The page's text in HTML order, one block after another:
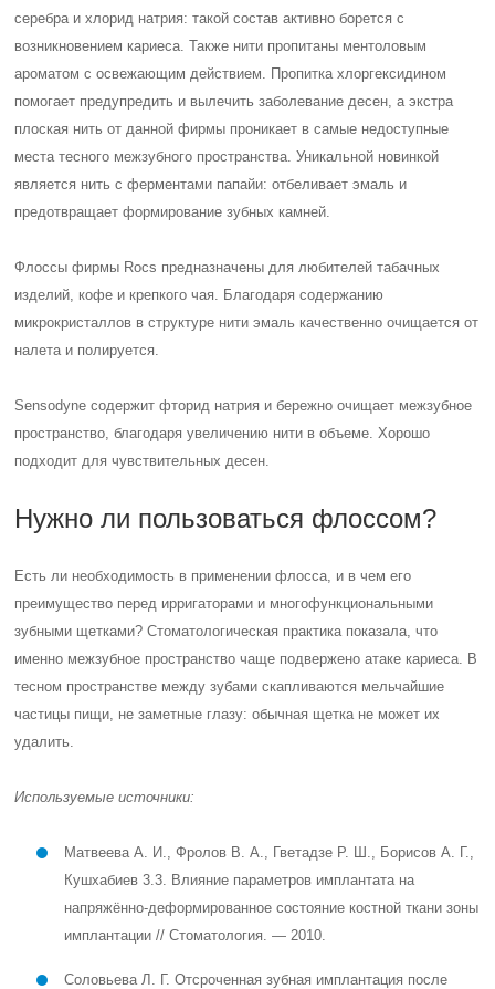
серебра и хлорид натрия: такой состав активно борется с
возникновением кариеса. Также нити пропитаны ментоловым
ароматом с освежающим действием. Пропитка хлоргексидином
помогает предупредить и вылечить заболевание десен, а экстра
плоская нить от данной фирмы проникает в самые недоступные
места тесного межзубного пространства. Уникальной новинкой
является нить с ферментами папайи: отбеливает эмаль и
предотвращает формирование зубных камней.
Флоссы фирмы Rocs предназначены для любителей табачных
изделий, кофе и крепкого чая. Благодаря содержанию
микрокристаллов в структуре нити эмаль качественно очищается от
налета и полируется.
Sensodyne содержит фторид натрия и бережно очищает межзубное
пространство, благодаря увеличению нити в объеме. Хорошо
подходит для чувствительных десен.
Нужно ли пользоваться флоссом?
Есть ли необходимость в применении флосса, и в чем его
преимущество перед ирригаторами и многофункциональными
зубными щетками? Стоматологическая практика показала, что
именно межзубное пространство чаще подвержено атаке кариеса. В
тесном пространстве между зубами скапливаются мельчайшие
частицы пищи, не заметные глазу: обычная щетка не может их
удалить.
Используемые источники:
Матвеева А. И., Фролов В. А., Гветадзе Р. Ш., Борисов А. Г.,
Кушхабиев 3.3. Влияние параметров имплантата на
напряжённо-деформированное состояние костной ткани зоны
имплантации // Стоматология. — 2010.
Соловьева Л. Г. Отсроченная зубная имплантация после